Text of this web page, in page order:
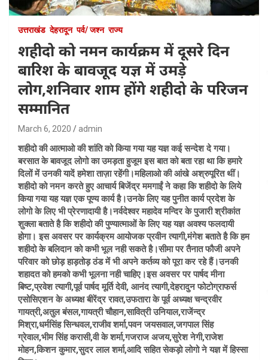
उत्तराखंड देहरादून पर्व/ जश्न राज्य
शहीदो को नमन कार्यक्रम में दूसरे दिन
बारिश के बावजूद यज्ञ में उमड़े
लोग,शनिवार शाम होंगे शहीदो के परिजन
सम्मानित
March 6, 2020 admin
शहीदो की आत्माओ की शांति को किया गया यह यज्ञ कई सन्देश दे गया।
बरसात के बावजूद लोगो का उमड़ता हुजूम इस बात को बता रहा था कि हमारे
दिलों में उनकी यादें हमेशा ताज़ा रहेंगी।महिलाओ की आंखे अश्रुपूरित थीं।
शहीदो को नमन करते हुए आचार्य बिजेंद्र ममगाईं ने कहा कि शहीदो के लिये
किया गया यह यज्ञ एक पूण्य कार्य है।उनके लिए यह पुनीत कार्य प्रदेश के
लोगो के लिए भी प्रेरणादायी है।नर्वदेश्वर महादेव मन्दिर के पुजारी श्रीकांत
शुक्ला बताते है कि शहीदो की पुण्यात्माओं के लिए यह यज्ञ अवश्य फलदायी
होगा। इस अवसर पर कार्यक्रम आयोजक प्रवीन त्यागी,मंगेश बताते है कि हम
शहीदो के बलिदान को कभी भूल नही सकते है।सीमा पर तैनात फौजी अपने
परिवार को छोड़ हाड़तोड़ ठंड में भी अपने कर्तव्य को पूरा कर रहे हैं।उनकी
शहादत को हमको कभी भूलना नही चाहिए।इस अवसर पर पार्षद मीना
बिष्ट,प्रवेश त्यागी,पूर्व पार्षद मूर्ति देवी, आनंद त्यागी,देहरादुन फोटोग्राफर्स
एसोसिएशन के अध्यक्ष बीरेंद्र रावत,उफतारा के पूर्व अध्यक्ष चन्द्रवीर
गायत्री,अतुल बंसल,गायत्री चौहान,सावित्री उनियाल,राजेंन्द्र
मिश्रा,धर्मसिंह सिन्धवल,राजीव शर्मा,पवन जयसवाल,जगपाल सिंह
ग्रेवाल,भीम सिंह करासी,वी के शर्मा,गजराज अजय,सुरेश नेगी,राजेश
मोहन,किशन कुमार,सुदर लाल शर्मा,आदि सहित सेकड़ो लोगो ने यज्ञ में हिस्सा